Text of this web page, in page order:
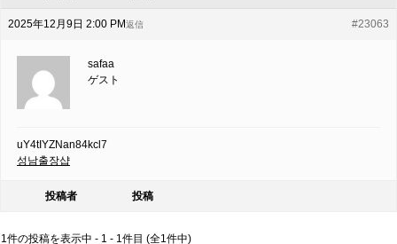
2025年12月9日 2:00 PM #23063
返信
safaa
ゲスト
uY4tIYZNan84kcl7
성남출장샵
投稿者 投稿
1件の投稿を表示中 - 1 - 1件目 (全1件中)